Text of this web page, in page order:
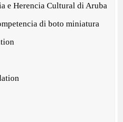
e Herencia Cultural di Aruba
di boto miniatura